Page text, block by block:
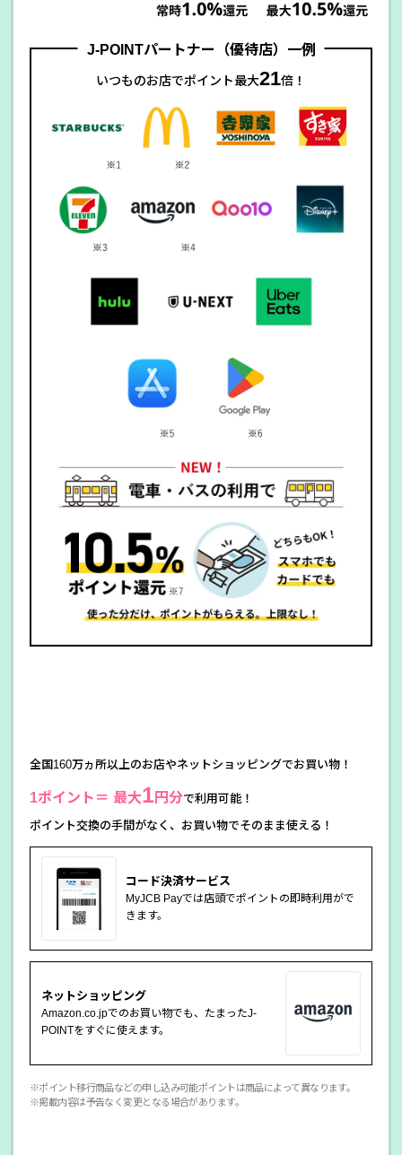
J-POINTパートナー（優待店）一例
いつものお店でポイント最大21倍！
全国160万ヵ所以上のお店やネットショッピングでお買い物！
1ポイント＝ 最大1円分で利用可能！
ポイント交換の手間がなく、お買い物でそのまま使える！
コード決済サービス
MyJCB Payでは店頭でポイントの即時利用がで
きます。
ネットショッピング
Amazon.co.jpでのお買い物でも、たまったJ-
POINTをすぐに使えます。
※ポイント移行商品などの申し込み可能ポイントは商品によって異なります。
※掲載内容は予告なく変更となる場合があります。